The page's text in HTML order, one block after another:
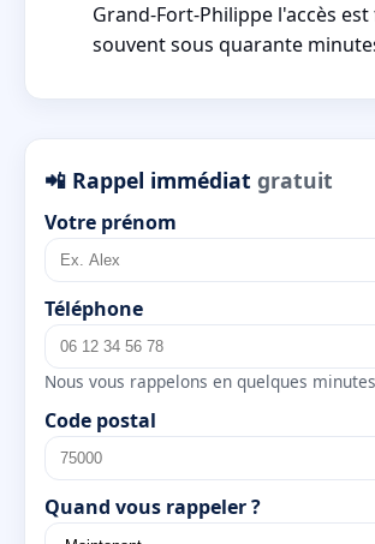
Grand-Fort-Philippe l'accès est
souvent sous quarante
📲 Rappel immédiat gratuit
Votre prénom
Téléphone
Nous vous rappelons en quelques
Code postal
Quand vous rappeler ?